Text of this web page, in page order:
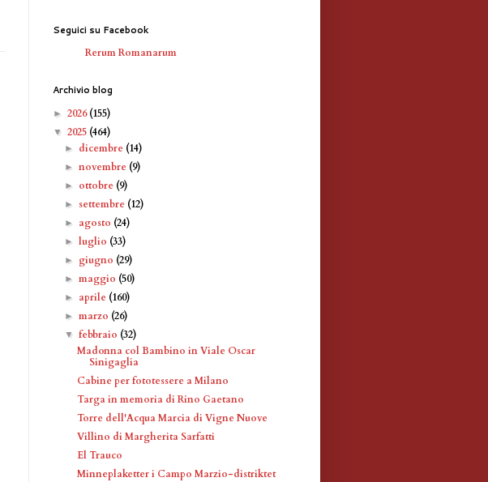
Seguici su Facebook
Rerum Romanarum
Archivio blog
► 2026(155)
▼ 2025 (464)
► dicembre (14)
►novembre (9)
► ottobre (9)
► settembre (12)
► agosto (24)
►luglio (33)
► giugno (29)
►maggio (50)
► aprile (160)
►marzo (26)
▼febbraio (32)
Madonna col Bambino in Viale Oscar
Sinigaglia
Cabine per fototessere a Milano
Targa in memoria di Rino Gaetano
Torre dell'Acqua Marcia di Vigne Nuove
Villino di Margherita Sarfatti
El Trauco
Minneplaketter i Campo Marzio-distriktet